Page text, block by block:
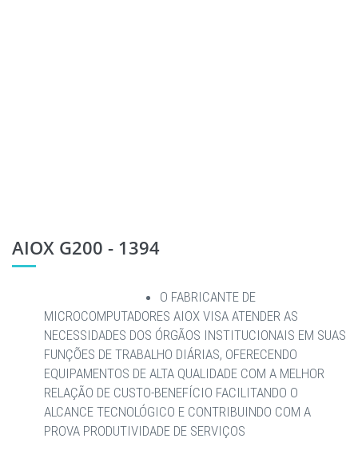
AIOX G200 - 1394
O FABRICANTE DE
MICROCOMPUTADORES AIOX VISA ATENDER AS
NECESSIDADES DOS ÓRGÃOS INSTITUCIONAIS EM SUAS
FUNÇÕES DE TRABALHO DIÁRIAS, OFERECENDO
EQUIPAMENTOS DE ALTA QUALIDADE COM A MELHOR
RELAÇÃO DE CUSTO-BENEFÍCIO FACILITANDO O
ALCANCE TECNOLÓGICO E CONTRIBUINDO COM A
PROVA PRODUTIVIDADE DE SERVIÇOS